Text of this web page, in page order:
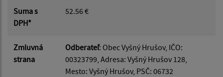
Suma s
DPH*
52.56 €
Zmluvná
strana
Odberateľ: Obec Vyšný Hrušov, IČO:
00323799, Adresa: Vyšný Hrušov 128,
Mesto: Vyšný Hrušov, PSČ: 06732